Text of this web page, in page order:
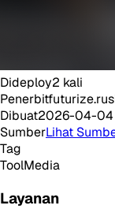
Dideploy2 kali
Penerbit
Dibuat2026-04-04
SumberLihat
Tag
ToolMedia
Layanan